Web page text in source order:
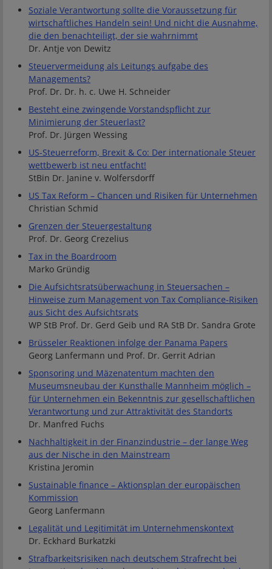
Soziale Verantwortung sollte die Voraussetzung für
wirtschaftliches Handeln sein! Und nicht die Ausnahme,
die den benachteiligt, der sie wahrnimmt
Dr. Antje von Dewitz
Steuervermeidung als Leitungs aufgabe des
Managements?
Prof. Dr. Dr. h. c. Uwe H. Schneider
Besteht eine zwingende Vorstandspflicht zur
Minimierung der Steuerlast?
Prof. Dr. Jürgen Wessing
US-Steuerreform, Brexit & Co: Der internationale Steuer
wettbewerb ist neu entfacht!
StBin Dr. Janine v. Wolfersdorff
US Tax Reform – Chancen und Risiken für Unternehmen
Christian Schmid
Grenzen der Steuergestaltung
Prof. Dr. Georg Crezelius
Tax in the Boardroom
Marko Gründig
Die Aufsichtsratsüberwachung in Steuersachen –
Hinweise zum Management von Tax Compliance-Risiken
aus Sicht des Aufsichtsrats
WP StB Prof. Dr. Gerd Geib und RA StB Dr. Sandra Grote
Brüsseler Reaktionen infolge der Panama Papers
Georg Lanfermann und Prof. Dr. Gerrit Adrian
Sponsoring und Mäzenatentum machten den
Museumsneubau der Kunsthalle Mannheim möglich –
für Unternehmen ein Bekenntnis zur gesellschaftlichen
Verantwortung und zur Attraktivität des Standorts
Dr. Manfred Fuchs
Nachhaltigkeit in der Finanzindustrie – der lange Weg
aus der Nische in den Mainstream
Kristina Jeromin
Sustainable finance – Aktionsplan der europäischen
Kommission
Georg Lanfermann
Legalität und Legitimität im Unternehmenskontext
Dr. Eckhard Burkatzki
Strafbarkeitsrisiken nach deutschem Strafrecht bei